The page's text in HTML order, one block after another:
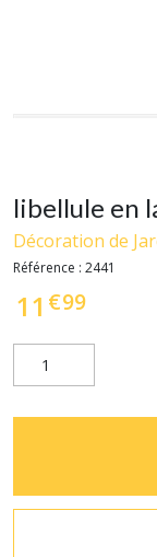
libellule en
Décoration de
Référence : 2441
11 €99